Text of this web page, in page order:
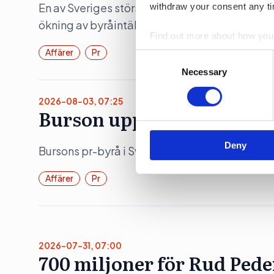
withdraw your consent any
Find out more about how
information about your use
other information that
Necessary
Deny
En av Sveriges största reklambyråer
ökning av byråintäkten under räkenskapsåret
Affärer Pr
2026-08-03, 07:25
Burson upp 19 procent
Bursons pr-byrå i Sverige ökade både
Affärer Pr
2026-07-31, 07:00
700 miljoner för Rud